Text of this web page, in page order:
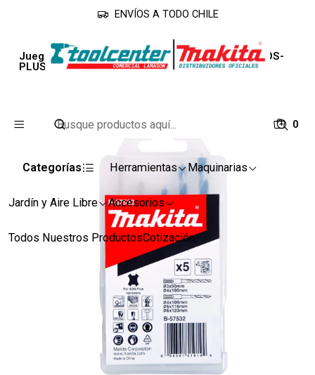
0
Categorías Herramientas Maquinarias
Jardín y Aire Libre Accesorios
Todos Nuestros ProductosCotización
ENVÍOS A TODO CHILE
Inicio Accesorios
Brocas
Juego de brocas madera y metal para martillo SDS-
PLUS B-57532